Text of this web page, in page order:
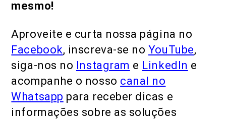
mesmo!
Aproveite e curta nossa página no
Facebook, inscreva-se no YouTube,
siga-nos no Instagram e LinkedIn e
acompanhe o nosso canal no
Whatsapp para receber dicas e
informações sobre as soluções